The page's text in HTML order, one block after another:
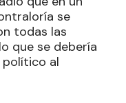
se
todas las
que se debería
al